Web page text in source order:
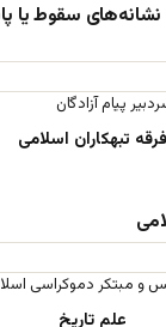
سقوط یا